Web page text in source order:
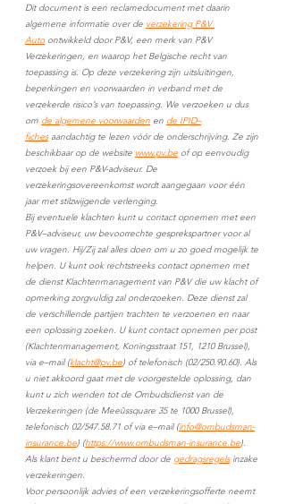
Dit document is een reclamedocument met daarin
algemene informatie over de verzekering P&V
Auto ontwikkeld door P&V, een merk van P&V
Verzekeringen, en waarop het Belgische recht van
toepassing is. Op deze verzekering zijn uitsluitingen,
beperkingen en voorwaarden in verband met de
verzekerde risico’s van toepassing. We verzoeken u dus
om de algemene voorwaarden en de IPID–
fiches aandachtig te lezen vóór de onderschrijving. Ze zijn
beschikbaar op de website www.pv.be of op eenvoudig
verzoek bij een P&V-adviseur. De
verzekeringsovereenkomst wordt aangegaan voor één
jaar met stilzwijgende verlenging.
Bij eventuele klachten kunt u contact opnemen met een
P&V–adviseur, uw bevoorrechte gesprekspartner voor al
uw vragen. Hij/Zij zal alles doen om u zo goed mogelijk te
helpen. U kunt ook rechtstreeks contact opnemen met
de dienst Klachtenmanagement van P&V die uw klacht of
opmerking zorgvuldig zal onderzoeken. Deze dienst zal
de verschillende partijen trachten te verzoenen en naar
een oplossing zoeken. U kunt contact opnemen per post
(Klachtenmanagement, Koningsstraat 151, 1210 Brussel),
via e–mail (klacht@pv.be) of telefonisch (02/250.90.60). Als
u niet akkoord gaat met de voorgestelde oplossing, dan
kunt u zich wenden tot de Ombudsdienst van de
Verzekeringen (de Meeûssquare 35 te 1000 Brussel),
telefonisch 02/547.58.71 of via e–mail (info@ombudsman-
insurance.be) (https://www.ombudsman-insurance.be).
Als klant bent u beschermd door de gedragsregels inzake
verzekeringen.
Voor persoonlijk advies of een verzekeringsofferte neemt